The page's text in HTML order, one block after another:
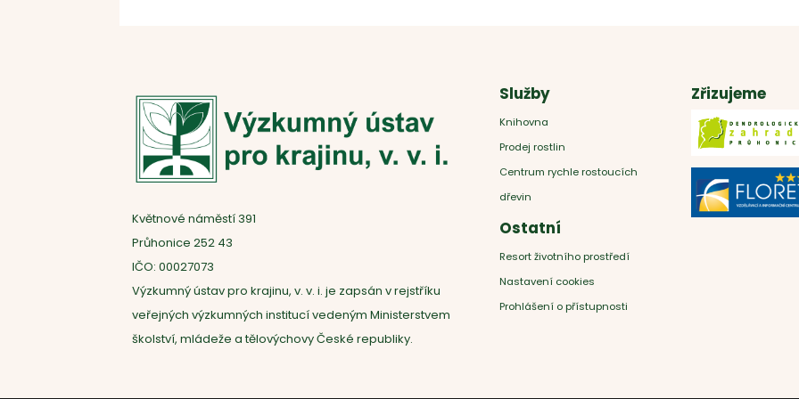
Květnové náměstí 391
Průhonice 252 43
IČO: 00027073
Výzkumný ústav pro krajinu, v. v. i. je zapsán v rejstříku
veřejných výzkumných institucí vedeným Ministerstvem
školství, mládeže a tělovýchovy České republiky.
Služby
Knihovna
Prodej rostlin
Centrum rychle rostoucích
dřevin
Ostatní
Resort životního prostředí
Nastavení cookies
Prohlášení o přístupnosti
Zřizujeme